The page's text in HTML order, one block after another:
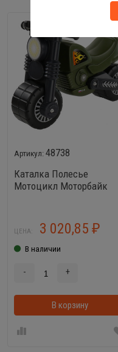
48738
Каталка Полесье
Мотоцикл Моторбайк
ЦЕНА: 3 020,85 ₽
В наличии
- +
В корзину